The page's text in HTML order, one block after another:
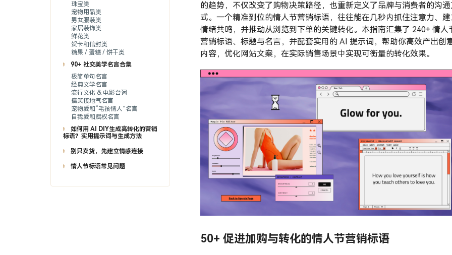
珠宝类
宠物用品类
男女服装类
家居装饰类
鲜花类
贺卡和信封类
糖果 / 蛋糕 / 饼干类
90+ 社交美学名言合集
极简单句名言
经典文学名言
流行文化 & 电影台词
搞笑接地气名言
宠物爱和“毛孩情人”名言
自我爱和赋权名言
如何用 AI DIY生成高转化的营销
标语？实用提示词与生成方法
别只卖货，先建立情感连接
情人节标语常见问题
的趋势，不仅改变了购物决策路径，也重新定义了品牌与消费者的沟
式。一个精准到位的情人节营销标语，往往能在几秒内抓住注意力、
情绪共鸣，并推动从浏览到下单的关键转化。本指南汇集了 240+ 情人
营销标语、标题与名言，并配套实用的 AI 提示词，帮助你高效产出创
内容，优化网站文案，在实际销售场景中实现可衡量的转化效果。
50+ 促进加购与转化的情人节营销标语